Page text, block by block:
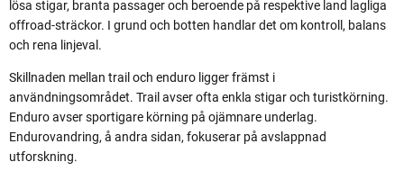
lösa stigar, branta passager och beroende på respektive land lagliga
offroad-sträckor. I grund och botten handlar det om kontroll, balans
och rena linjeval.
Skillnaden mellan trail och enduro ligger främst i
användningsområdet. Trail avser ofta enkla stigar och turistkörning.
Enduro avser sportigare körning på ojämnare underlag.
Endurovandring, å andra sidan, fokuserar på avslappnad
utforskning.